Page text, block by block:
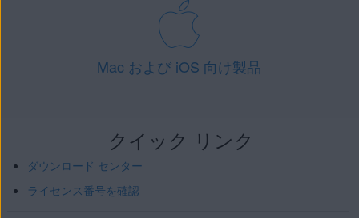
Mac および iOS 向け製品
クイック リンク
ダウンロード センター
ライセンス番号を確認